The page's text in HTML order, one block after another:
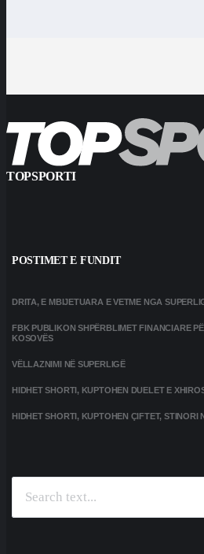
TOPSPORTI
POSTIMET E FUNDIT
DRITA, E MBIJETUARA E VETME NGA
FBK PUBLIKON SHPËRBLIMET FINANCIARE
KOSOVËS
VËLLAZNIMI NË SUPERLIGË
HIDHET SHORTI, KUPTOHEN DUELET E
HIDHET SHORTI, KUPTOHEN ÇIFTET, STINORI